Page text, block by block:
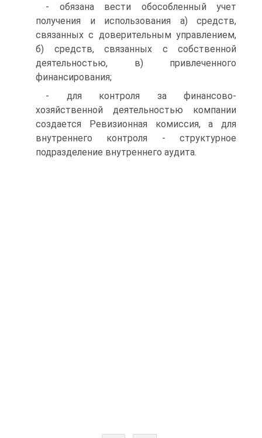
- обязана вести обособленный учет
получения и использования а) средств,
связанных с доверительным управлением,
б) средств, связанных с собственной
деятельностью, в) привлеченного
финансирования;
- для контроля за финансово-
хозяйственной деятельностью компании
создается Ревизионная комиссия, а для
внутреннего контроля - структурное
подразделение внутреннего аудита.